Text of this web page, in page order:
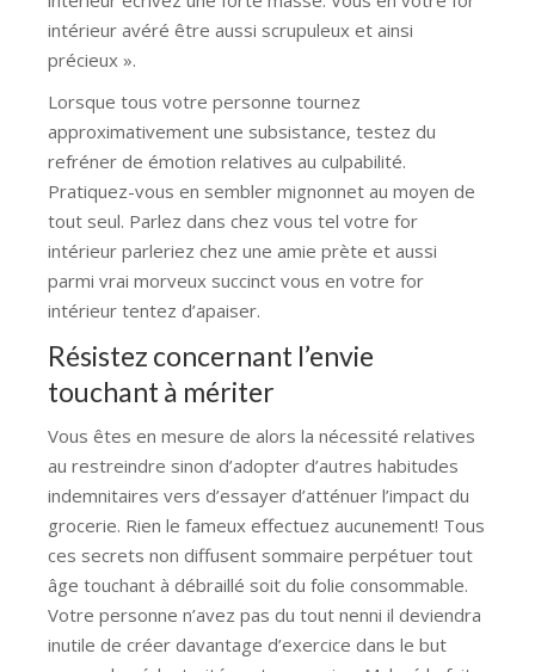
intérieur avéré être aussi scrupuleux et ainsi
précieux ».
Lorsque tous votre personne tournez
approximativement une subsistance, testez du
refréner de émotion relatives au culpabilité.
Pratiquez-vous en sembler mignonnet au moyen de
tout seul. Parlez dans chez vous tel votre for
intérieur parleriez chez une amie prète et aussi
parmi vrai morveux succinct vous en votre for
intérieur tentez d’apaiser.
Résistez concernant l’envie
touchant à mériter
Vous êtes en mesure de alors la nécessité relatives
au restreindre sinon d’adopter d’autres habitudes
indemnitaires vers d’essayer d’atténuer l’impact du
grocerie. Rien le fameux effectuez aucunement! Tous
ces secrets non diffusent sommaire perpétuer tout
âge touchant à débraillé soit du folie consommable.
Votre personne n’avez pas du tout nenni il deviendra
inutile de créer davantage d’exercice dans le but